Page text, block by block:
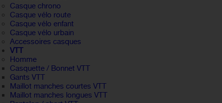
Casque chrono
Casque vélo route
Casque vélo enfant
Casque vélo urbain
Accessoires casques
VTT
Homme
Casquette / Bonnet VTT
Gants VTT
Maillot manches courtes VTT
Maillot manches longues VTT